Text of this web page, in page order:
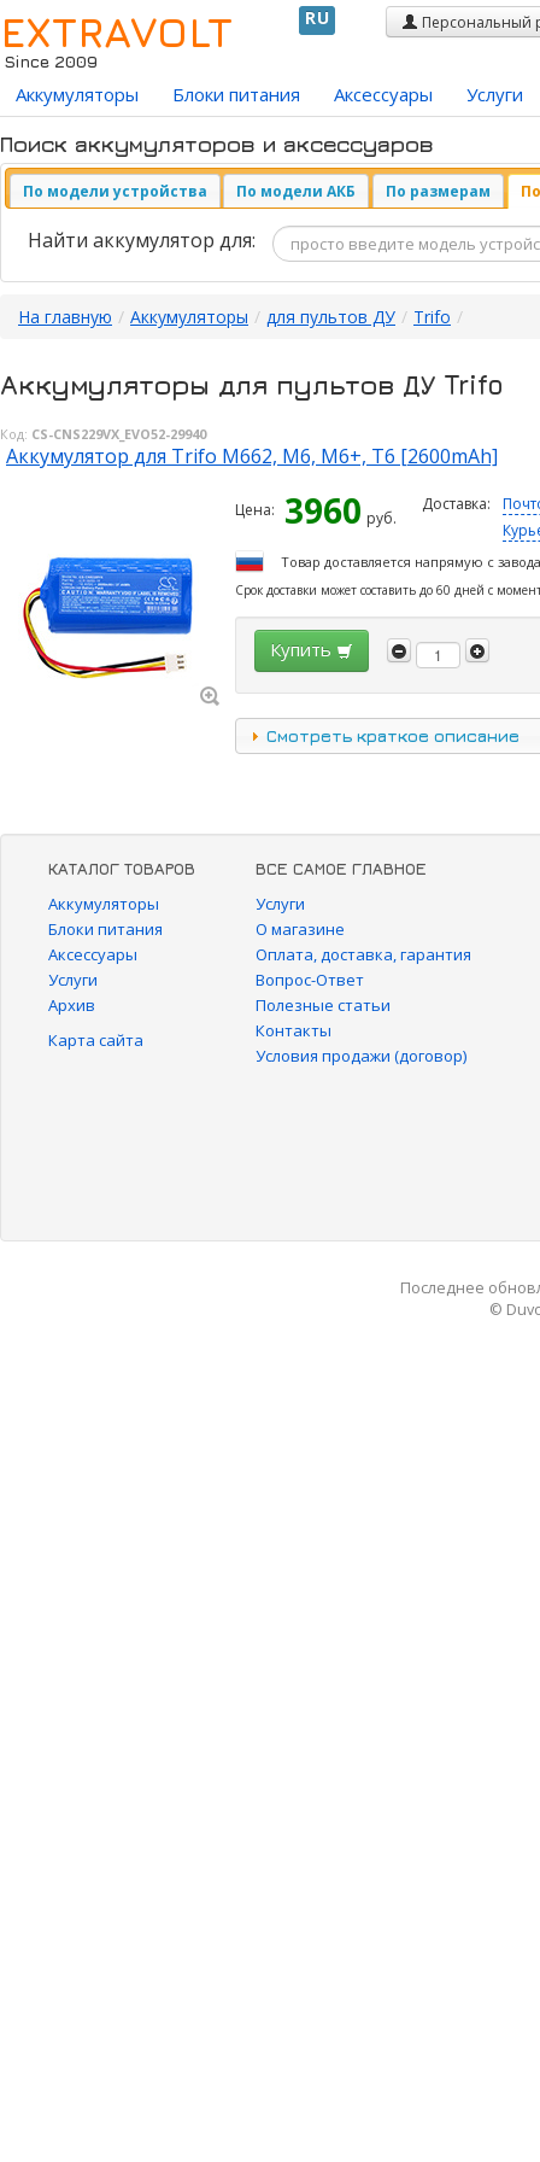
EXTRAVOLT
Since 2009
RU Персональный
Аккумуляторы Блоки питания Аксессуары Услуги
Поиск аккумуляторов и аксессуаров
По модели устройства По модели АКБ По размерам
Найти аккумулятор для:
На главную / Аккумуляторы / для пультов ДУ / Trifo /
Аккумуляторы для пультов ДУ Trifo
Код: CS-CNS229VX_EVO52-29940
Аккумулятор для Trifo M662, M6, M6+, T6 [2600mAh]
Цена: 3960 руб.
Доставка:
Товар доставляется напрямую с
Срок доставки может составить до 60 дней с
Купить
Смотреть краткое описание
КАТАЛОГ ТОВАРОВ
Аккумуляторы
Блоки питания
Аксессуары
Услуги
Архив
Карта сайта
ВСЕ САМОЕ ГЛАВНОЕ
Услуги
О магазине
Оплата, доставка, гарантия
Вопрос-Ответ
Полезные статьи
Контакты
Условия продажи (договор)
Последнее
©